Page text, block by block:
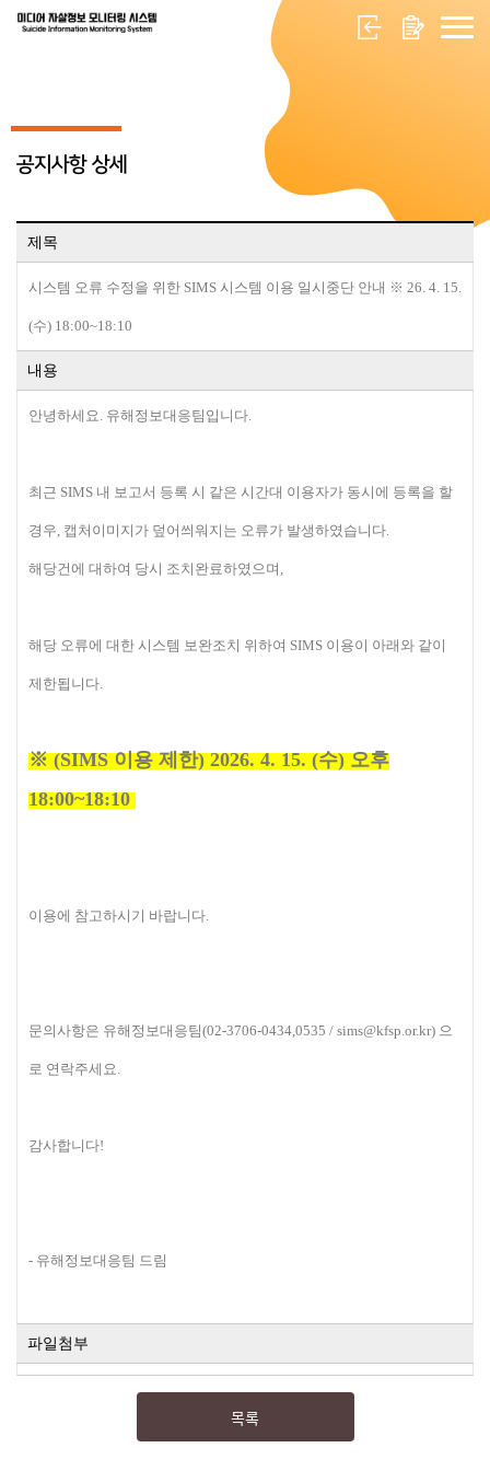
공지사항 상세
제목
시스템 오류 수정을 위한 SIMS 시스템 이용 일시중단 안내 ※ 26. 4. 15.
(수) 18:00~18:10
내용
안녕하세요. 유해정보대응팀입니다.
최근 SIMS 내 보고서 등록 시 같은 시간대 이용자가 동시에 등록을 할
경우, 캡처이미지가 덮어씌워지는 오류가 발생하였습니다.
해당건에 대하여 당시 조치완료하였으며,
해당 오류에 대한 시스템 보완조치 위하여 SIMS 이용이 아래와 같이
제한됩니다.
※ (SIMS 이용 제한) 2026. 4. 15. (수) 오후
18:00~18:10
이용에 참고하시기 바랍니다.
문의사항은 유해정보대응팀(02-3706-0434,0535 / sims@kfsp.or.kr) 으
로 연락주세요.
감사합니다!
- 유해정보대응팀 드림
파일첨부
목록